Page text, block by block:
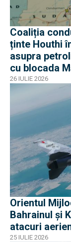
Coaliția
ținte Houthi
asupra
cu blocada
26 IULIE 2026
Orientul
Bahrainul și
atacuri
25 IULIE 2026